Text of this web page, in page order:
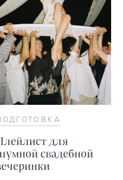
ПОДГОТОВКА
для
свадебной